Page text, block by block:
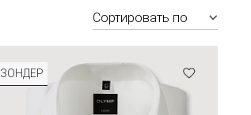
Сортировать по
ЗОНДЕР